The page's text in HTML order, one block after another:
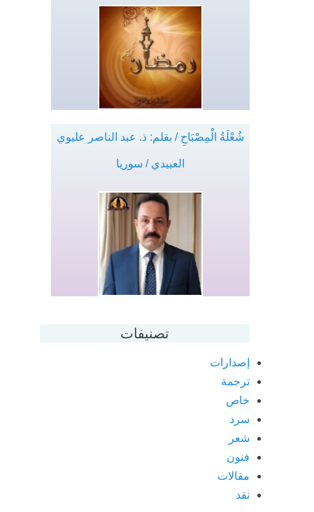
شُعْلَةُ الْمِصْبَاحِ / بقلم: ذ. عبد الناصر عليوي
العبيدي / سوريا
تصنيفات
إصدارات
ترجمة
خاص
سرد
شعر
فنون
مقالات
نقد